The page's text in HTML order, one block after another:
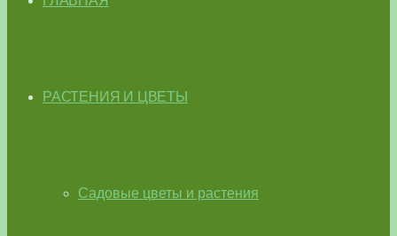
РАСТЕНИЯ И ЦВЕТЫ
Садовые цветы и растения